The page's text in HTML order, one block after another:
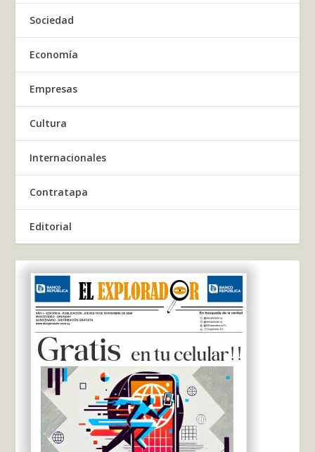
Sociedad
Economía
Empresas
Cultura
Internacionales
Contratapa
Editorial